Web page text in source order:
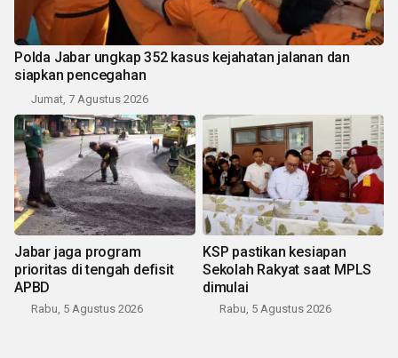
Polda Jabar ungkap 352 kasus kejahatan jalanan dan
siapkan pencegahan
Jumat, 7 Agustus 2026
Jabar jaga program
prioritas di tengah defisit
APBD
Rabu, 5 Agustus 2026
KSP pastikan kesiapan
Sekolah Rakyat saat MPLS
dimulai
Rabu, 5 Agustus 2026